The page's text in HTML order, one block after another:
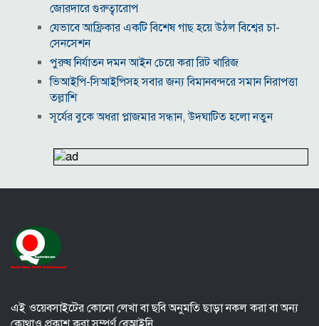
জোরদারে গুরুত্বারোপ
যেভাবে আফ্রিকার একটি বিশেষ গাছ হয়ে উঠল বিশ্বের চা-
সেনসেশন
পুরুষ নির্যাতন দমন আইন চেয়ে করা রিট খারিজ
ভিআইপি-সিআইপিসহ সবার জন্য বিমানবন্দরে সমান নিরাপত্তা
তল্লাশি
সূর্যের বুকে অধরা প্লাজমার সন্ধান, উদ্ঘাটিত হলো নতুন
উপমহাদেশের প্রভাবশালী ১০ সুফি সাধক
কোটি টাকার মৃত্যু ভাতার লোভে সেনাদের বিয়ে, সামনে
পারমাণবিক পরিস্থিতি কি?
বাংলাদেশি টাকায় আজকের মুদ্রা বিনিময় হার
এই ওয়েবসাইটের কোনো লেখা বা ছবি অনুমতি ছাড়া নকল করা বা অন্য